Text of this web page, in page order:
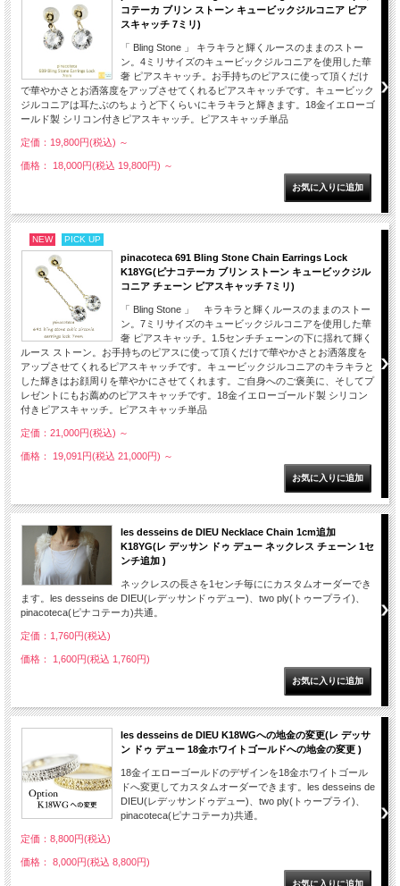
コテーカ ブリン ストーン キュービックジルコニア ピア
スキャッチ 7ミリ)
「 Bling Stone 」 キラキラと輝くルースのままのストー
ン。4ミリサイズのキュービックジルコニアを使用した華
奢 ピアスキャッチ。お手持ちのピアスに使って頂くだけ
で華やかさとお洒落度をアップさせてくれるピアスキャッチです。キュービック
ジルコニアは耳たぶのちょうど下くらいにキラキラと輝きます。18金イエローゴ
ールド製 シリコン付きピアスキャッチ。ピアスキャッチ単品
定価：19,800円(税込) ～
価格： 18,000円(税込 19,800円) ～
NEW PICK UP
pinacoteca 691 Bling Stone Chain Earrings Lock
K18YG(ピナコテーカ ブリン ストーン キュービックジル
コニア チェーン ピアスキャッチ 7ミリ)
「 Bling Stone 」 キラキラと輝くルースのままのストー
ン。7ミリサイズのキュービックジルコニアを使用した華
奢 ピアスキャッチ。1.5センチチェーンの下に揺れて輝く
ルース ストーン。お手持ちのピアスに使って頂くだけで華やかさとお洒落度を
アップさせてくれるピアスキャッチです。キュービックジルコニアのキラキラと
した輝きはお顔周りを華やかにさせてくれます。ご自身へのご褒美に、そしてプ
レゼントにもお薦めのピアスキャッチです。18金イエローゴールド製 シリコン
付きピアスキャッチ。ピアスキャッチ単品
定価：21,000円(税込) ～
価格： 19,091円(税込 21,000円) ～
les desseins de DIEU Necklace Chain 1cm追加
K18YG(レ デッサン ドゥ デュー ネックレス チェーン 1セ
ンチ追加 )
ネックレスの長さを1センチ毎ににカスタムオーダーでき
ます。les desseins de DIEU(レデッサンドゥデュー)、two ply(トゥープライ)、
pinacoteca(ピナコテーカ)共通。
定価：1,760円(税込)
価格： 1,600円(税込 1,760円)
les desseins de DIEU K18WGへの地金の変更(レ デッサ
ン ドゥ デュー 18金ホワイトゴールドへの地金の変更 )
18金イエローゴールドのデザインを18金ホワイトゴール
ドへ変更してカスタムオーダーできます。les desseins de
DIEU(レデッサンドゥデュー)、two ply(トゥープライ)、
pinacoteca(ピナコテーカ)共通。
定価：8,800円(税込)
価格： 8,000円(税込 8,800円)